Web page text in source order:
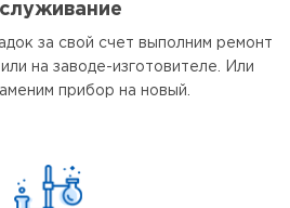
за свой счет выполним ремонт
на заводе-изготовителе. Или
прибор на новый.